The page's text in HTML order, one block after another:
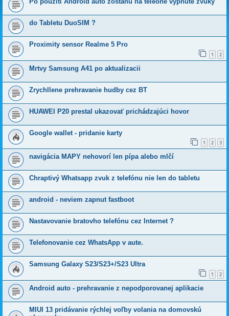
do Tabletu DuoSIM ?
Proximity sensor Realme 5 Pro
1 2
Mrtvy Samsung A41 po aktualizacii
Zrychllene prehravanie hudby cez BT
HUAWEI P20 prestal ukazovať prichádzajúci hovor
Google wallet - pridanie karty
1 2 3
navigácia MAPY nehovorí len pípa alebo mlčí
Chraptivý Whatsapp zvuk z telefónu nie len do tabletu
android - neviem zapnut fastboot
Nastavovanie bratovho telefónu cez Internet ?
Telefonovanie cez WhatsApp v aute.
Samsung Galaxy S23/S23+/S23 Ultra
1 2
Android auto - prehravanie z nepodporovanej aplikacie
MIUI 13 pridávanie rýchlej voľby volania na domovskú